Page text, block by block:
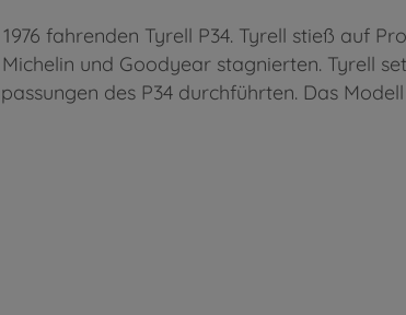
fahrenden Tyrell P34. Tyrell stieß auf
und Goodyear stagnierten. Tyrell
des P34 durchführten. Das